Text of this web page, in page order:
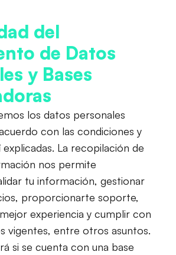
del
de Datos
y Bases
los datos personales
con las condiciones y
explicadas. La recopilación de
nos permite
tu información, gestionar
proporcionarte soporte,
experiencia y cumplir con
vigentes, entre otros asuntos.
si se cuenta con una base